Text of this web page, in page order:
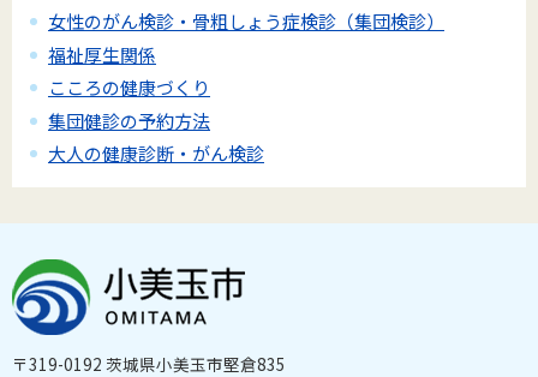
女性のがん検診・骨粗しょう症検診（集団検診）
福祉厚生関係
こころの健康づくり
集団健診の予約方法
大人の健康診断・がん検診
〒319-0192 茨城県小美玉市堅倉835